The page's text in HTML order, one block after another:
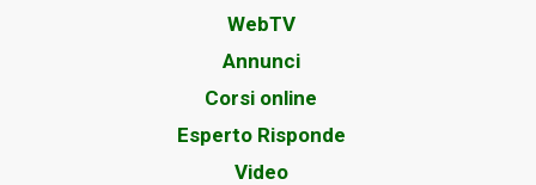
WebTV
Annunci
Corsi online
Esperto Risponde
Video